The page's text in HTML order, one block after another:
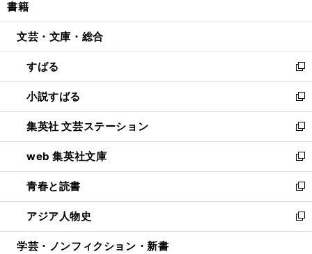
開
ウ
開
く
ン
ウ
で
開
く
ウ
ン
ド
ウ
で
開
く
書籍
文芸・文庫・総合
すばる
新
し
い
ウ
ィ
ン
ド
ウ
で
開
く
小説すばる
新
し
い
ウ
ィ
ン
ド
ウ
で
開
集英社 文芸ステーション
新
し
い
ウ
ィ
ン
ド
ウ
web 集英社文庫
新
し
い
ウ
ィ
ン
青春と読書
新
し
い
ウ
アジア人物史
新
し
学芸・ノンフィクション・新書